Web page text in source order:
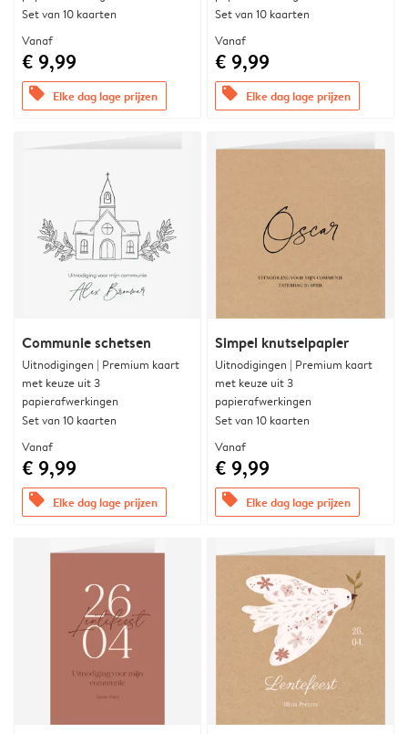
Set van 10 kaarten
Vanaf
€ 9,99
offers Elke dag lage prijzen
Set van 10 kaarten
Vanaf
€ 9,99
offers Elke dag lage prijzen
Communie schetsen
Uitnodigingen | Premium kaart
met keuze uit 3
papierafwerkingen
Set van 10 kaarten
Vanaf
€ 9,99
offers Elke dag lage prijzen
Simpel knutselpapier
Uitnodigingen | Premium kaart
met keuze uit 3
papierafwerkingen
Set van 10 kaarten
Vanaf
€ 9,99
offers Elke dag lage prijzen